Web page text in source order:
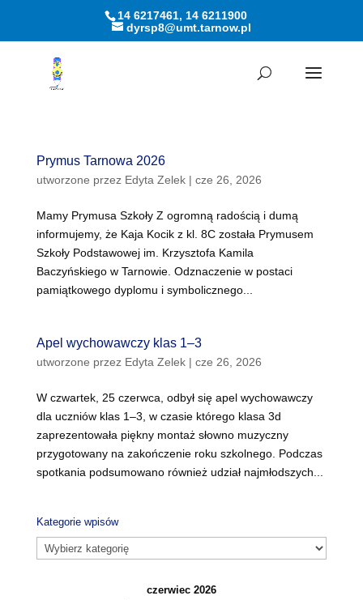
Otwórz pasek narzędzi
14 6217461, 14 6211900
dyrsp8@umt.tarnow.pl
Prymus Tarnowa 2026
utworzone przez Edyta Zelek| cze 26, 2026
Mamy Prymusa Szkoły Z ogromną radością i dumą
informujemy, że Kaja Kocik z kl. 8C została Prymusem
Szkoły Podstawowej im. Krzysztofa Kamila
Baczyńskiego w Tarnowie. Odznaczenie w postaci
pamiątkowego dyplomu i symbolicznego...
Apel wychowawczy klas 1–3
utworzone przez Edyta Zelek| cze 26, 2026
W czwartek, 25 czerwca, odbył się apel wychowawczy
dla uczniów klas 1–3, w czasie którego klasa 3d
zaprezentowała piękny montaż słowno muzyczny
przygotowany na zakończenie roku szkolnego. Podczas
spotkania podsumowano również udział najmłodszych...
Kategorie wpisów
Kategorie
wpisów
czerwiec 2026